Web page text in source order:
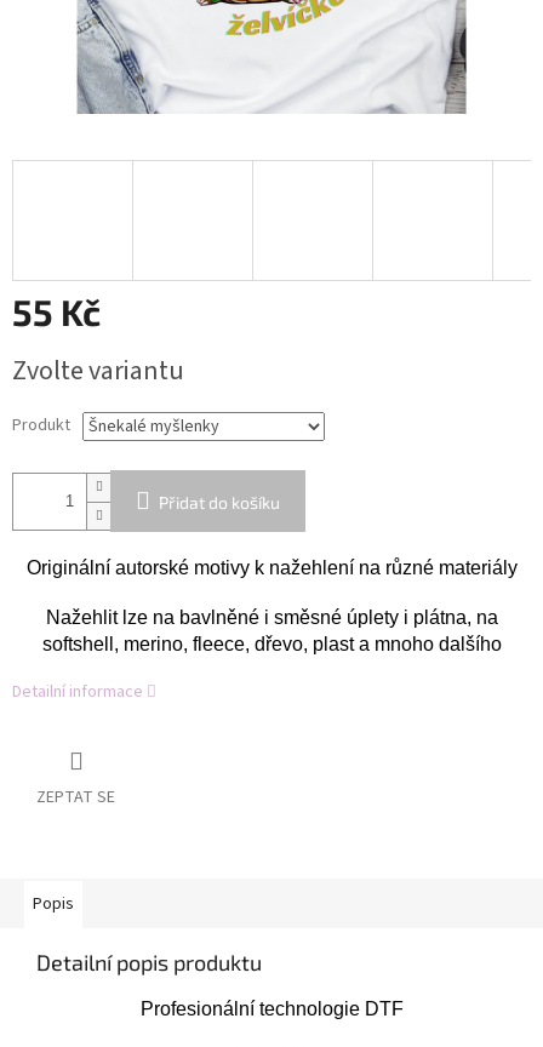
55 Kč
cena:
Zvolte variantu
Produkt
Přidat do košíku
Originální autorské motivy k nažehlení na různé materiály
Nažehlit lze na bavlněné i směsné úplety i plátna, na
softshell, merino, fleece, dřevo, plast a mnoho dalšího
Detailní informace
ZEPTAT SE
Popis
Detailní popis produktu
Profesionální technologie DTF